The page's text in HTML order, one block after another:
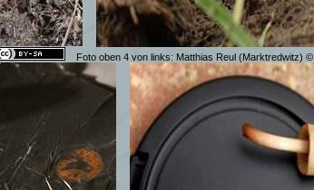
Foto oben 4 von links: Matthias Reul (Marktredwitz) ©